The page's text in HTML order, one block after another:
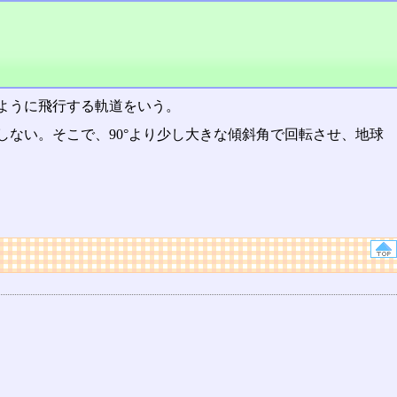
うに飛行する軌道をいう。
ない。そこで、90°より少し大きな傾斜角で回転させ、地球